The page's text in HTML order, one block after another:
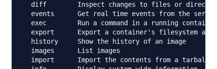
diff        Inspect changes to files or
  events      Get real time events from the server
  exec        Run a command in a running container
export      Export a container's filesystem as
  history     Show the history of an image
  images      List images
import      Import the contents from a tarball